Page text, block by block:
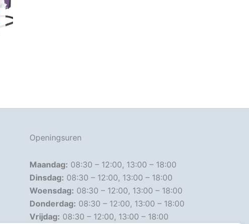
Openingsuren
Maandag: 08:30 – 12:00, 13:00 – 18:00
Dinsdag: 08:30 – 12:00, 13:00 – 18:00
Woensdag: 08:30 – 12:00, 13:00 – 18:00
Donderdag: 08:30 – 12:00, 13:00 – 18:00
Vrijdag: 08:30 – 12:00, 13:00 – 18:00